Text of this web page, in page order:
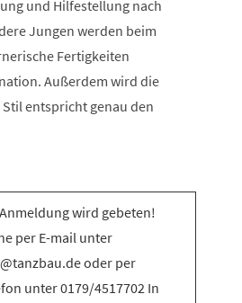
und Hilfestellung nach
Jungen werden beim
Fertigkeiten
Außerdem wird die
entspricht genau den
wird gebeten!
per E-mail unter
oder per
unter 0179/4517702 In